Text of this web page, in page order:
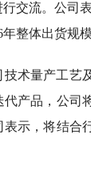
交流。公司
整体出货规
术量产工艺
产品，公司
示，将结合